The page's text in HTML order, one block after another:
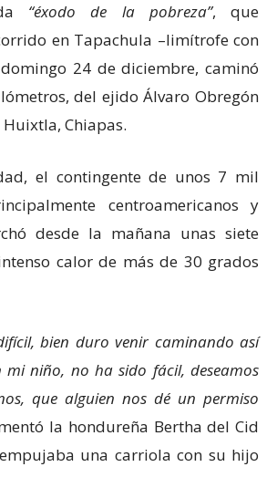
éxodo de la pobreza , que
en Tapachula –limítrofe con
24 de diciembre, caminó
del ejido Álvaro Obregón
Chiapas.
el contingente de unos 7 mil
centroamericanos y
desde la mañana unas siete
calor de más de 30 grados
bien duro venir caminando así
niño, no ha sido fácil, deseamos
que alguien nos dé un permiso
la hondureña Bertha del Cid
una carriola con su hijo